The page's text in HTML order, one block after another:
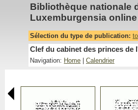
Bibliothèque nationale
Luxemburgensia online
Sélection du type de publication:
Clef du cabinet des princes de
Navigation: Home Calendrier